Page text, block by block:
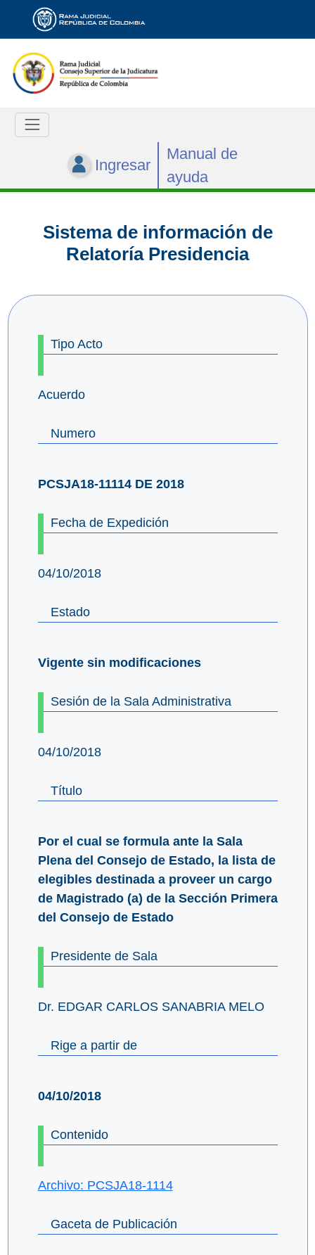
Ingresar
Manual de
ayuda
Sistema de información de
Relatoría Presidencia
Tipo Acto
Acuerdo
Numero
PCSJA18-11114 DE 2018
Fecha de Expedición
04/10/2018
Estado
Vigente sin modificaciones
Sesión de la Sala Administrativa
04/10/2018
Título
Por el cual se formula ante la Sala
Plena del Consejo de Estado, la lista de
elegibles destinada a proveer un cargo
de Magistrado (a) de la Sección Primera
del Consejo de Estado
Presidente de Sala
Dr. EDGAR CARLOS SANABRIA MELO
Rige a partir de
04/10/2018
Contenido
Archivo: PCSJA18-1114
Gaceta de Publicación